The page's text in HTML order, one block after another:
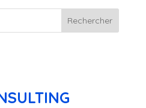
Rechercher